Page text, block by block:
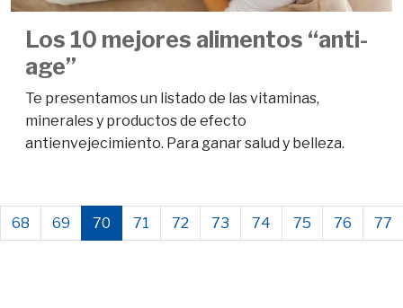
Los 10 mejores alimentos “anti-
age”
Te presentamos un listado de las vitaminas,
minerales y productos de efecto
antienvejecimiento. Para ganar salud y belleza.
68 69 70 71 72 73 74 75 76 77